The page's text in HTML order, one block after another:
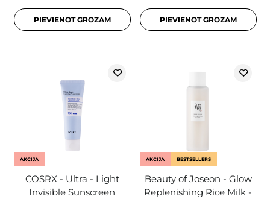
PIEVIENOT GROZAM PIEVIENOT GROZAM
AKCIJA
COSRX - Ultra - Light
Invisible Sunscreen
AKCIJA BESTSELLERS
Beauty of Joseon - Glow
Replenishing Rice Milk -